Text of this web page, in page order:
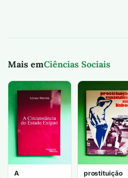
Mais emCiências Sociais
A
prostituição